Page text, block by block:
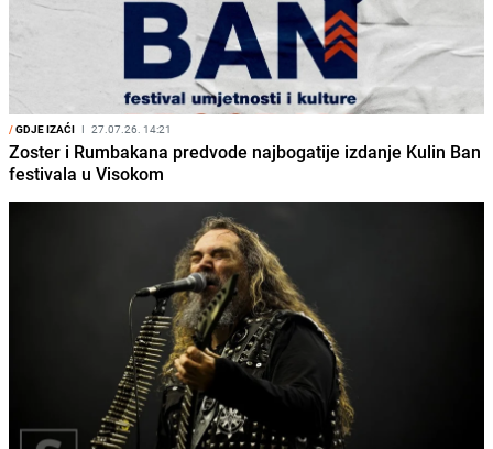
/GDJE IZAĆI I 27.07.26. 14:21
Zoster i Rumbakana predvode najbogatije izdanje Kulin Ban
festivala u Visokom